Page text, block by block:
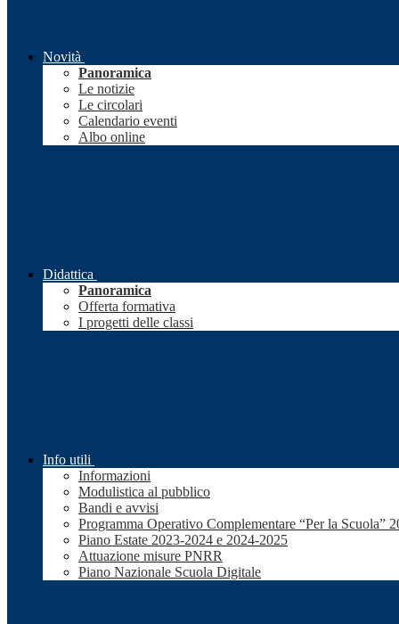
Novità
Panoramica
Le notizie
Le circolari
Calendario eventi
Albo online
Didattica
Panoramica
Offerta formativa
I progetti delle classi
Info utili
Informazioni
Modulistica al pubblico
Bandi e avvisi
Programma Operativo Complementare “Per la Scuola”
Piano Estate 2023-2024 e 2024-2025
Attuazione misure PNRR
Piano Nazionale Scuola Digitale